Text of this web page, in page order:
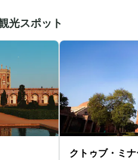
光スポット
クトゥブ・ミ